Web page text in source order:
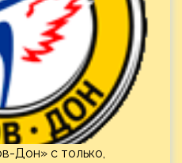
Дон» с только,